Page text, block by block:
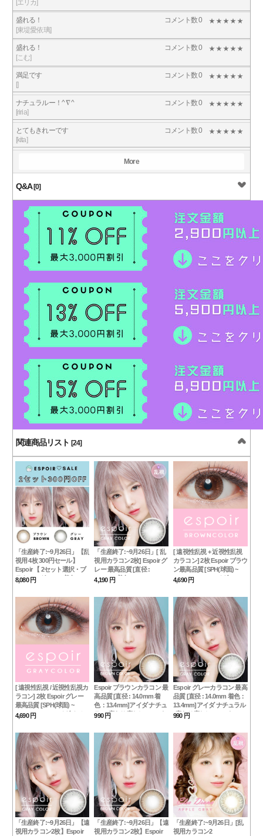
[エリカ]
盛れる！
[東堤愛依璃]
コメント数 0
盛れる！
[こむ]
コメント数 0
満足です
[]
コメント数 0
ナチュラルー！^ ∇ ^
[riria]
コメント数 0
とてもきれーです
[kita]
コメント数 0
More
Q&A [0]
関連商品リスト [24]
「生産終了:~9月26日」【乱
視用 4枚 300円セール】
Espoir 【 2セット選択・ブ
ラウン・グレー・着色：
ダ、ナチュラル
8,080 円
「生産終了:~9月26日」[ 乱
視用カラコン2枚] Espoir グ
レー 最高品質 [直径 :
14.0mm 着色：13.4mm]ア
4,190 円
[ 遠視性乱視 + 近視性乱視
カラコン] 2枚 Espoir ブラウ
ン最高品質 [SPH(球面) ~
-12.00、~ +10]アイダ
4,690 円
[ 遠視性乱視 / 近視性乱視カ
ラコン] 2枚 Espoir グレー
最高品質 [SPH(球面) ~
-12.00、~ +10]アイダ ナチュ
4,690 円
Espoir ブラウンカラコン 最
高品質 [直径 : 14.0mm 着
色：13.4mm]アイダ ナチュ
ラル(度あり度なし~-8.00ま
990 円
Espoir グレーカラコン 最高
品質 [直径 : 14.0mm 着色：
13.4mm]アイダ ナチュラル
(度あり度なし~-8.00まで)
990 円
「生産終了:~9月26日」【遠
視用カラコン2枚】Espoir
「生産終了:~9月26日」【遠
視用カラコン2枚】Espoir
「生産終了:~9月26日」[乱
視用カラコン2